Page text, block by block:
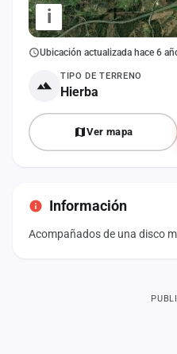
i
Ubicación actualizada hace 6
TIPO DE TERRENO
Hierba
Ver mapa
Información
Acompañados de una disco